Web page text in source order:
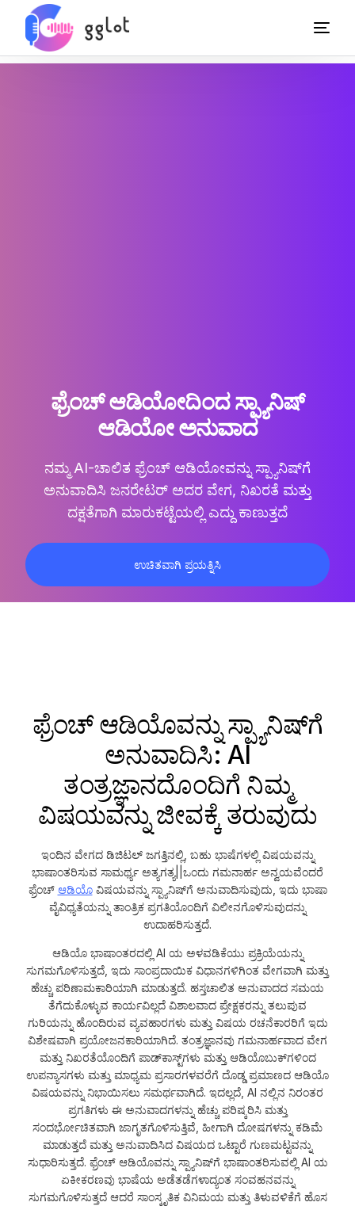
ಫ್ರೆಂಚ್ ಆಡಿಯೋದಿಂದ ಸ್ಪ್ಯಾನಿಷ್
ಆಡಿಯೋ ಅನುವಾದ
ನಮ್ಮ AI-ಚಾಲಿತ ಫ್ರೆಂಚ್ ಆಡಿಯೋವನ್ನು ಸ್ಪ್ಯಾನಿಷ್‌ಗೆ
ಅನುವಾದಿಸಿ ಜನರೇಟರ್ ಅದರ ವೇಗ, ನಿಖರತೆ ಮತ್ತು
ದಕ್ಷತೆಗಾಗಿ ಮಾರುಕಟ್ಟೆಯಲ್ಲಿ ಎದ್ದು ಕಾಣುತ್ತದೆ
ಉಚಿತವಾಗಿ ಪ್ರಯತ್ನಿಸಿ
ಫ್ರೆಂಚ್ ಆಡಿಯೊವನ್ನು ಸ್ಪ್ಯಾನಿಷ್‌ಗೆ
ಅನುವಾದಿಸಿ: AI
ತಂತ್ರಜ್ಞಾನದೊಂದಿಗೆ ನಿಮ್ಮ
ವಿಷಯವನ್ನು ಜೀವಕ್ಕೆ ತರುವುದು
ಇಂದಿನ ವೇಗದ ಡಿಜಿಟಲ್ ಜಗತ್ತಿನಲ್ಲಿ, ಬಹು ಭಾಷೆಗಳಲ್ಲಿ ವಿಷಯವನ್ನು
ಭಾಷಾಂತರಿಸುವ ಸಾಮರ್ಥ್ಯ ಅತ್ಯಗತ್ಯ||ಒಂದು ಗಮನಾರ್ಹ ಅನ್ವಯವೆಂದರೆ
ಫ್ರೆಂಚ್ ಆಡಿಯೊವಿಷಯವನ್ನು ಸ್ಪ್ಯಾನಿಷ್‌ಗೆ ಅನುವಾದಿಸುವುದು, ಇದು ಭಾಷಾ
ವೈವಿಧ್ಯತೆಯನ್ನು ತಾಂತ್ರಿಕ ಪ್ರಗತಿಯೊಂದಿಗೆ ವಿಲೀನಗೊಳಿಸುವುದನ್ನು
ಉದಾಹರಿಸುತ್ತದೆ.
ಆಡಿಯೊ ಭಾಷಾಂತರದಲ್ಲಿ AI ಯ ಅಳವಡಿಕೆಯು ಪ್ರಕ್ರಿಯೆಯನ್ನು
ಸುಗಮಗೊಳಿಸುತ್ತದೆ, ಇದು ಸಾಂಪ್ರದಾಯಿಕ ವಿಧಾನಗಳಿಗಿಂತ ವೇಗವಾಗಿ ಮತ್ತು
ಹೆಚ್ಚು ಪರಿಣಾಮಕಾರಿಯಾಗಿ ಮಾಡುತ್ತದೆ. ಹಸ್ತಚಾಲಿತ ಅನುವಾದದ ಸಮಯ
ತೆಗೆದುಕೊಳ್ಳುವ ಕಾರ್ಯವಿಲ್ಲದೆ ವಿಶಾಲವಾದ ಪ್ರೇಕ್ಷಕರನ್ನು ತಲುಪುವ
ಗುರಿಯನ್ನು ಹೊಂದಿರುವ ವ್ಯವಹಾರಗಳು ಮತ್ತು ವಿಷಯ ರಚನೆಕಾರರಿಗೆ ಇದು
ವಿಶೇಷವಾಗಿ ಪ್ರಯೋಜನಕಾರಿಯಾಗಿದೆ. ತಂತ್ರಜ್ಞಾನವು ಗಮನಾರ್ಹವಾದ ವೇಗ
ಮತ್ತು ನಿಖರತೆಯೊಂದಿಗೆ ಪಾಡ್‌ಕಾಸ್ಟ್‌ಗಳು ಮತ್ತು ಆಡಿಯೊಬುಕ್‌ಗಳಿಂದ
ಉಪನ್ಯಾಸಗಳು ಮತ್ತು ಮಾಧ್ಯಮ ಪ್ರಸಾರಗಳವರೆಗೆ ದೊಡ್ಡ ಪ್ರಮಾಣದ ಆಡಿಯೊ
ವಿಷಯವನ್ನು ನಿಭಾಯಿಸಲು ಸಮರ್ಥವಾಗಿದೆ. ಇದಲ್ಲದೆ, AI ನಲ್ಲಿನ ನಿರಂತರ
ಪ್ರಗತಿಗಳು ಈ ಅನುವಾದಗಳನ್ನು ಹೆಚ್ಚು ಪರಿಷ್ಕರಿಸಿ ಮತ್ತು
ಸಂದರ್ಭೋಚಿತವಾಗಿ ಜಾಗೃತಗೊಳಿಸುತ್ತಿವೆ, ಹೀಗಾಗಿ ದೋಷಗಳನ್ನು ಕಡಿಮೆ
ಮಾಡುತ್ತದೆ ಮತ್ತು ಅನುವಾದಿಸಿದ ವಿಷಯದ ಒಟ್ಟಾರೆ ಗುಣಮಟ್ಟವನ್ನು
ಸುಧಾರಿಸುತ್ತದೆ. ಫ್ರೆಂಚ್ ಆಡಿಯೊವನ್ನು ಸ್ಪ್ಯಾನಿಷ್‌ಗೆ ಭಾಷಾಂತರಿಸುವಲ್ಲಿ AI ಯ
ಏಕೀಕರಣವು ಭಾಷೆಯ ಅಡೆತಡೆಗಳಾದ್ಯಂತ ಸಂವಹನವನ್ನು
ಸುಗಮಗೊಳಿಸುತ್ತದೆ ಆದರೆ ಸಾಂಸ್ಕೃತಿಕ ವಿನಿಮಯ ಮತ್ತು ತಿಳುವಳಿಕೆಗೆ ಹೊಸ